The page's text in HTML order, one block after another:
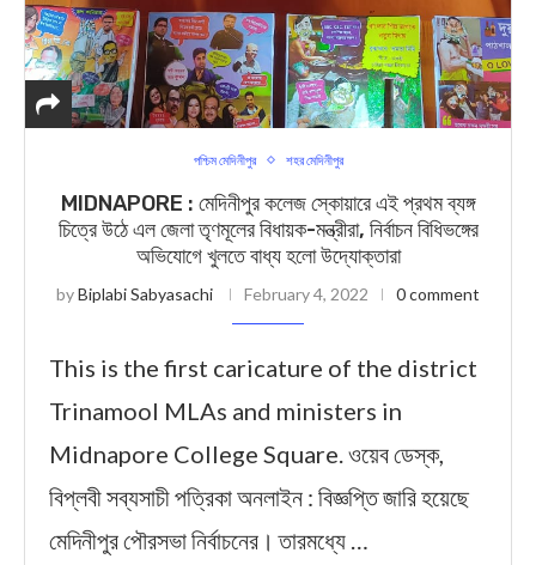
পশ্চিম মেদিনীপুর শহর মেদিনীপুর
MIDNAPORE : মেদিনীপুর কলেজ স্কোয়ারে এই প্রথম ব্যঙ্গ
চিত্রে উঠে এল জেলা তৃণমূলের বিধায়ক-মন্ত্রীরা, নির্বাচন বিধিভঙ্গের
অভিযোগে খুলতে বাধ্য হলো উদ্যোক্তারা
byBiplabi Sabyasachi February 4, 2022 0 comment
This is the first caricature of the district
Trinamool MLAs and ministers in
Midnapore College Square. ওয়েব ডেস্ক,
বিপ্লবী সব্যসাচী পত্রিকা অনলাইন : বিজ্ঞপ্তি জারি হয়েছে
মেদিনীপুর পৌরসভা নির্বাচনের। তারমধ্যে …